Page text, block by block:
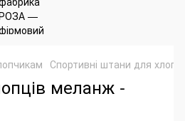
Спортивні штани для
меланж -